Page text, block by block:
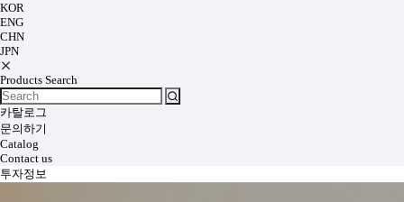
KOR
ENG
CHN
JPN
Products Search
카탈로그
문의하기
Catalog
Contact us
투자정보